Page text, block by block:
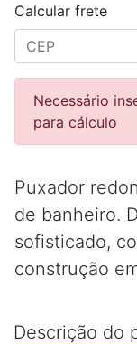
Calcular frete
Necessário
para cálculo
Puxador
de banheiro.
sofisticado,
construção
Descrição do